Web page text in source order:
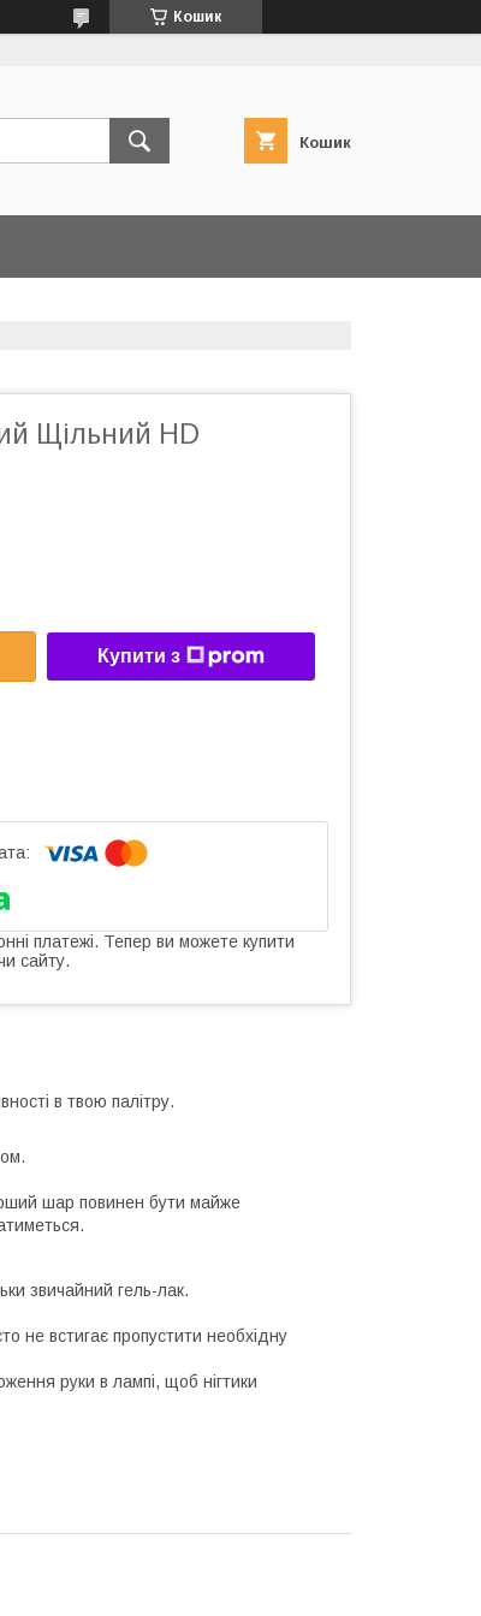
Кошик
Кошик
Щільний HD
Купити з
платежі. Тепер ви можете купити
сайту.
в твою палітру.
шар повинен бути майже
звичайний гель-лак.
не встигає пропустити необхідну
руки в лампі, щоб нігтики